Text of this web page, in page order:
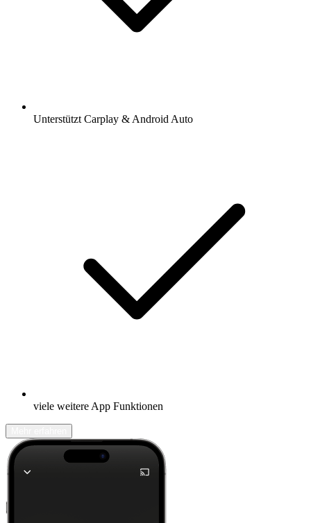
Unterstützt Carplay & Android Auto
viele weitere App Funktionen